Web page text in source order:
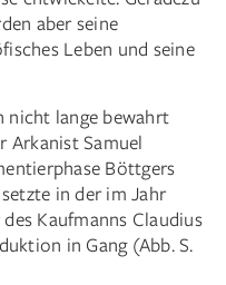
aber seine
Leben und seine
nicht lange bewahrt
Arkanist Samuel
Böttgers
in der im Jahr
Kaufmanns Claudius
in Gang (Abb. S.